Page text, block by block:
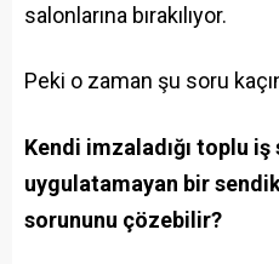
salonlarına bırakılıyor.
Peki o zaman şu soru
Kendi imzaladığı toplu
uygulatamayan bir
sorununu çözebilir?